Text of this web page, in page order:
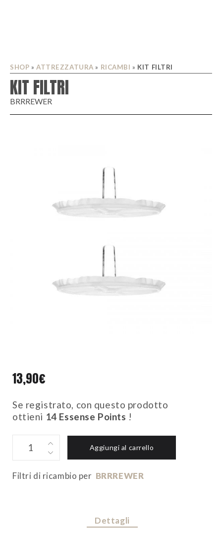
SHOP » ATTREZZATURA » RICAMBI » KIT FILTRI
KIT FILTRI
BRRREWER
13,90€
Se registrato, con questo prodotto
ottieni 14 Essense Points !
FILTRI
quantity
Aggiungi al carrello
Filtri di ricambio per BRRREWER
Dettagli